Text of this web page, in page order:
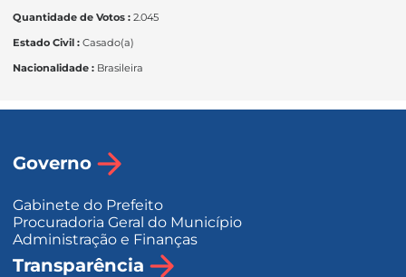
Quantidade de Votos :2.045
Estado Civil :Casado(a)
Nacionalidade : Brasileira
Governo
Gabinete do Prefeito
Procuradoria Geral do Município
Administração e Finanças
Transparência